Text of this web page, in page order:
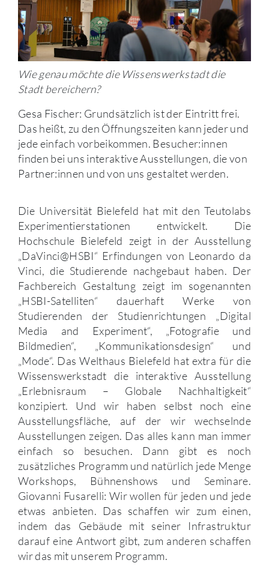
Wie genau möchte die Wissenswerkstadt die
Stadt bereichern?
Gesa Fischer: Grundsätzlich ist der Eintritt frei.
Das heißt, zu den Öffnungszeiten kann jeder und
jede einfach vorbeikommen. Besucher:innen
finden bei uns interaktive Ausstellungen, die von
Partner:innen und von uns gestaltet werden.
Die Universität Bielefeld hat mit den Teutolabs
Experimentierstationen entwickelt. Die
Hochschule Bielefeld zeigt in der Ausstellung
„DaVinci@HSBI“ Erfindungen von Leonardo da
Vinci, die Studierende nachgebaut haben. Der
Fachbereich Gestaltung zeigt im sogenannten
„HSBI-Satelliten“ dauerhaft Werke von
Studierenden der Studienrichtungen „Digital
Media and Experiment“, „Fotografie und
Bildmedien“, „Kommunikationsdesign“ und
„Mode“. Das Welthaus Bielefeld hat extra für die
Wissenswerkstadt die interaktive Ausstellung
„Erlebnisraum – Globale Nachhaltigkeit“
konzipiert. Und wir haben selbst noch eine
Ausstellungsfläche, auf der wir wechselnde
Ausstellungen zeigen. Das alles kann man immer
einfach so besuchen. Dann gibt es noch
zusätzliches Programm und natürlich jede Menge
Workshops, Bühnenshows und Seminare.
Giovanni Fusarelli: Wir wollen für jeden und jede
etwas anbieten. Das schaffen wir zum einen,
indem das Gebäude mit seiner Infrastruktur
darauf eine Antwort gibt, zum anderen schaffen
wir das mit unserem Programm.